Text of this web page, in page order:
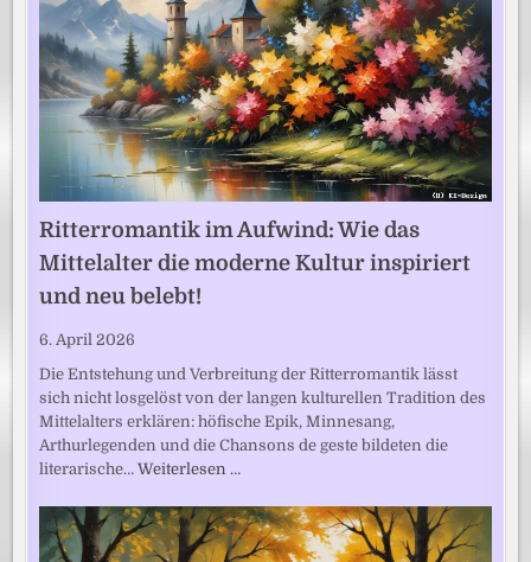
Ritterromantik im Aufwind: Wie das
Mittelalter die moderne Kultur inspiriert
und neu belebt!
6. April 2026
Die Entstehung und Verbreitung der Ritterromantik lässt
sich nicht losgelöst von der langen kulturellen Tradition des
Mittelalters erklären: höfische Epik, Minnesang,
Arthurlegenden und die Chansons de geste bildeten die
literarische…Weiterlesen …